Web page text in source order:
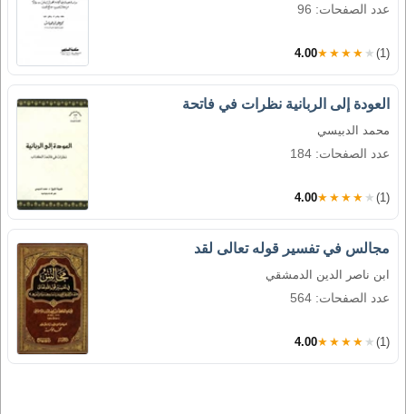
عدد الصفحات: 96
4.00★★★★★ (1)
العودة إلى الربانية نظرات في فاتحة
محمد الدبيسي
عدد الصفحات: 184
4.00★★★★★ (1)
مجالس في تفسير قوله تعالى لقد
ابن ناصر الدين الدمشقي
عدد الصفحات: 564
4.00★★★★★ (1)